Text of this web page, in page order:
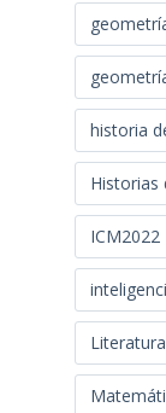
historia
Historias
ICM2022